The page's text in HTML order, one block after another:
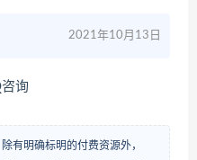
2021年10月13日
询
有明确标明的付费资源外，